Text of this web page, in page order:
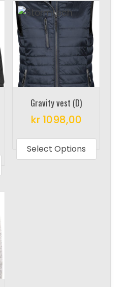
has
multiple
options
may
be
chosen
Gravity vest (D)
kr1098,00
Select Options
has